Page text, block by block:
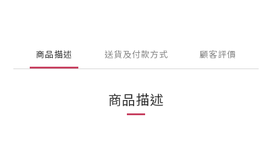
商品描述 送貨及付款方式 顧客評價
商品描述